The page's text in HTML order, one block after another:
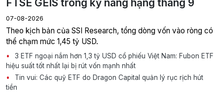
FTSE GEIS trong kỳ nâng hạng tháng 9
07-08-2026
Theo kịch bản của SSI Research, tổng dòng vốn vào ròng có
thể chạm mức 1,45 tỷ USD.
3 ETF ngoại nắm hơn 1,3 tỷ USD cổ phiếu Việt Nam: Fubon ETF
hiệu suất tốt nhất lại bị rút vốn mạnh nhất
Tin vui: Các quỹ ETF do Dragon Capital quản lý rục rịch hút
tiền